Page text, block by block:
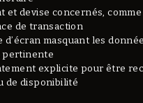
et devise concernés, comme
de transaction
d’écran masquant les
pertinente
explicite pour être
de disponibilité